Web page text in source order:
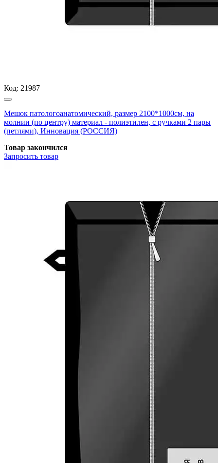
Код: 21987
Мешок патологоанатомический, размер 2100*1000см, на
молнии (по центру) материал - полиэтилен, с ручками 2 пары
(петлями), Инновация (РОССИЯ)
Товар закончился
Запросить товар